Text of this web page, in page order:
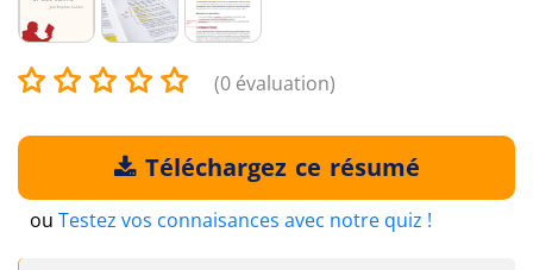
(0 évaluation)
Téléchargez ce résumé
ou Testez vos connaisances avec notre quiz !